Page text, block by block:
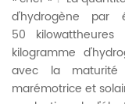
d'hydrogène par
50
kilogramme
avec la maturité
marémotrice et